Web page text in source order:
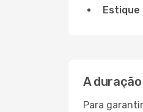
Estique
A
Para